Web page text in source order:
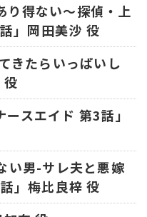
得ない〜探偵・上
」岡田美沙 役
きたらいっぱいし
役
スエイド 第3話」
男-サレ夫と悪嫁
」梅比良梓 役